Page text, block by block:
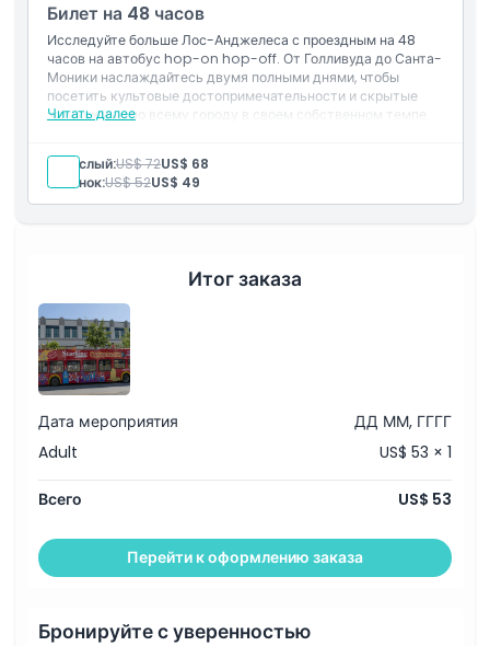
Вещи, которые нужно знать
Местоположение
Политика отмены
Билет на 48 часов
Исследуйте больше Лос-Анджелеса с проездным на 48
часов на автобус hop-on hop-off. От Голливуда до Санта-
Моники наслаждайтесь двумя полными днями, чтобы
посетить культовые достопримечательности и скрытые
жемчужины по всему городу в своем собственном темпе.
Читать далее
Наслаждайтесь двумя полными днями осмотра
достопримечательностей Голливуда и Лос-Анджелеса.
Садитесь и выходите на основных
Взрослый:US$ 72US$ 68
Ребенок:US$ 52US$ 49
Итог заказа
Дата мероприятия
ДД ММ, ГГГГ
Adult
US$ 53 × 1
Всего US$ 53
Перейти к оформлению заказа
Бронируйте с уверенностью